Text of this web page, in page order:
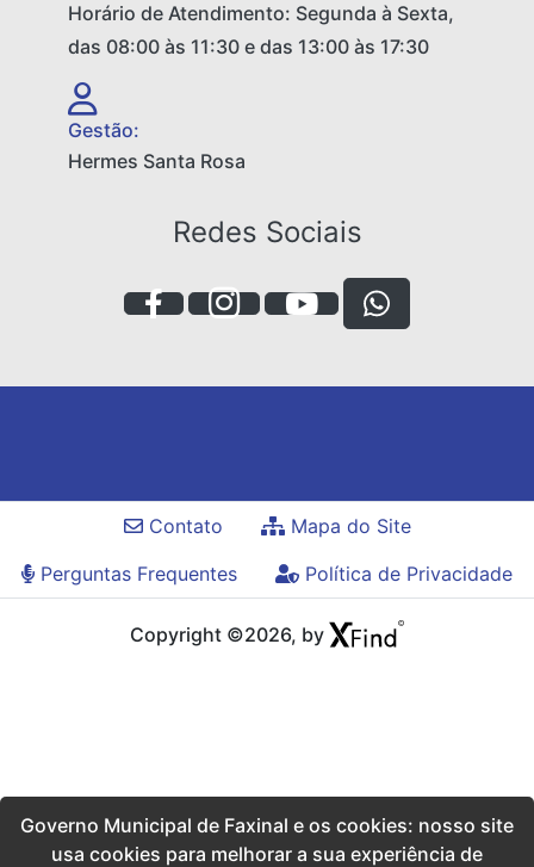
Horário de Atendimento: Segunda à Sexta,
das 08:00 às 11:30 e das 13:00 às 17:30
Gestão:
Hermes Santa Rosa
Redes Sociais
Contato
Mapa do Site
Perguntas Frequentes
Política de Privacidade
Copyright ©2026, by
Governo Municipal de Faxinal e os cookies: nosso site
usa cookies para melhorar a sua experiência de